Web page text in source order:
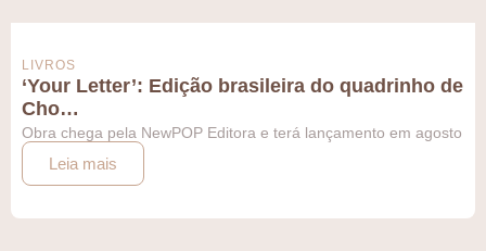
LIVROS
‘Your Letter’: Edição brasileira do quadrinho de
Cho…
Obra chega pela NewPOP Editora e terá lançamento em agosto
Leia mais